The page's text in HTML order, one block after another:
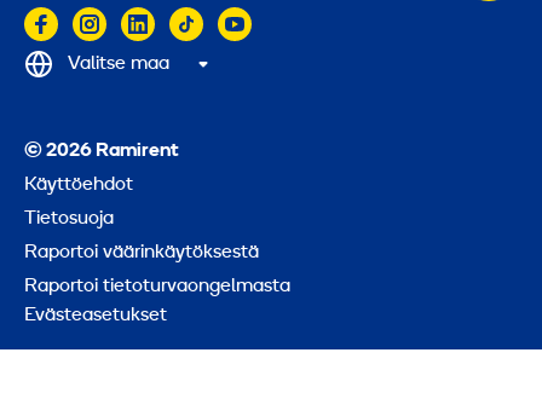
© 2026 Ramirent
Käyttöehdot
Tietosuoja
Raportoi väärinkäytöksestä
Raportoi tietoturvaongelmasta
Evästeasetukset
Valitse maa